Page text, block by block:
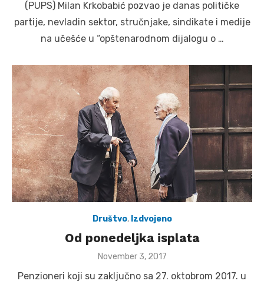
(PUPS) Milan Krkobabić pozvao je danas političke
partije, nevladin sektor, stručnjake, sindikate i medije
na učešće u “opštenarodnom dijalogu o …
Društvo, Izdvojeno
Od ponedeljka isplata
Posted
November 3, 2017
Penzioneri koji su zaključno sa 27. oktobrom 2017. u